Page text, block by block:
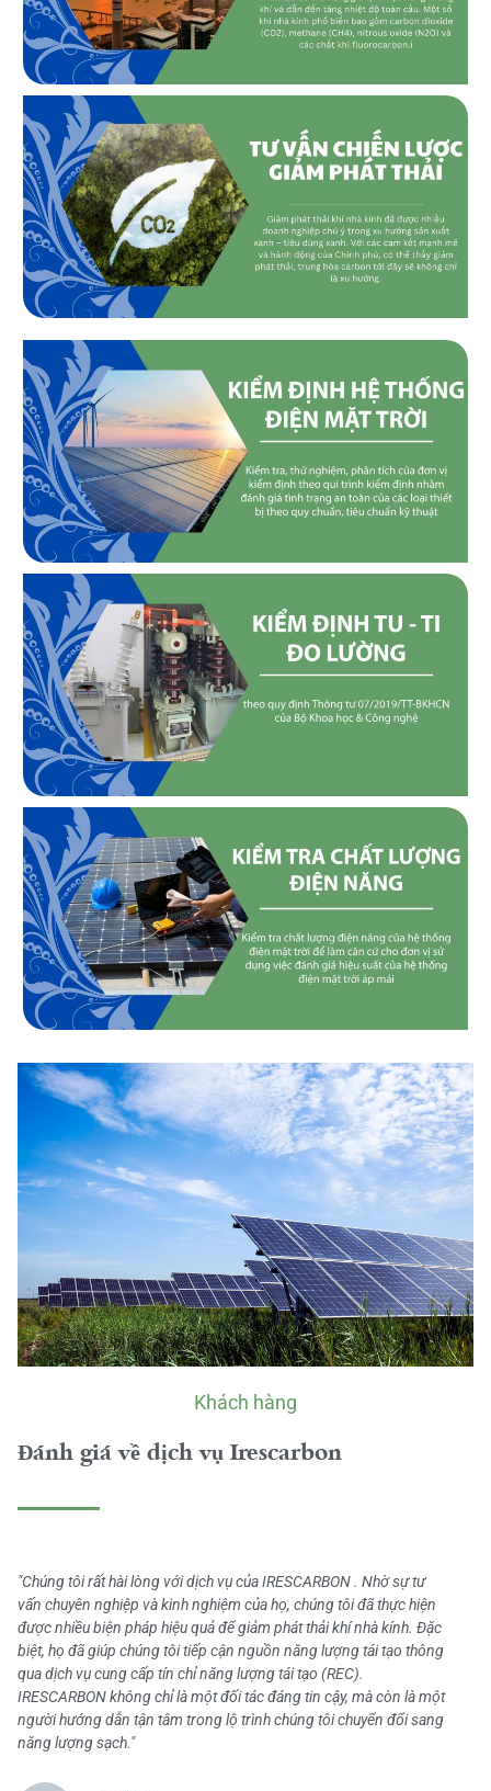
Khách hàng
Đánh giá về dịch vụ Irescarbon
"Chúng tôi rất hài lòng với dịch vụ của IRESCARBON . Nhờ sự tư
vấn chuyên nghiệp và kinh nghiệm của họ, chúng tôi đã thực hiện
được nhiều biện pháp hiệu quả để giảm phát thải khí nhà kính. Đặc
biệt, họ đã giúp chúng tôi tiếp cận nguồn năng lượng tái tạo thông
qua dịch vụ cung cấp tín chỉ năng lượng tái tạo (REC).
IRESCARBON không chỉ là một đối tác đáng tin cậy, mà còn là một
người hướng dẫn tận tâm trong lộ trình chúng tôi chuyển đổi sang
năng lượng sạch."